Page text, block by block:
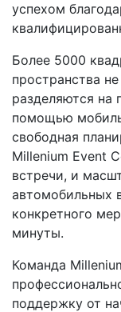
успехом
Более 5000
пространства
разделяются на
помощью
свободная
Millenium Event
встречи, и
автомобильных
конкретного
минуты.
Команда
поддержку от